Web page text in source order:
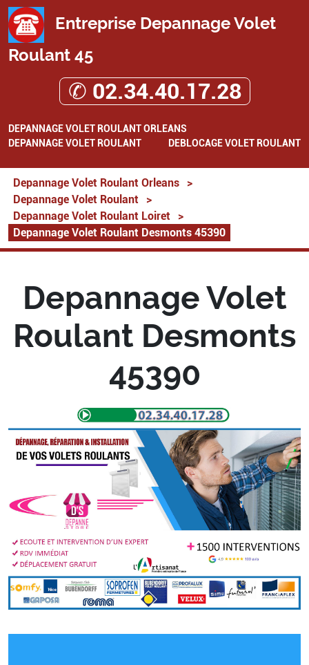
Entreprise Depannage Volet
Roulant 45
✆ 02.34.40.17.28
DEPANNAGE VOLET ROULANT ORLEANS
DEPANNAGE VOLET ROULANT
DEBLOCAGE VOLET ROULANT
Depannage Volet Roulant Orleans
>
Depannage Volet Roulant
>
Depannage Volet Roulant Loiret
>
Depannage Volet Roulant Desmonts 45390
Depannage Volet
Roulant Desmonts
45390